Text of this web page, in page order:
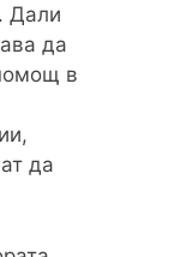
Дали
да
в
да